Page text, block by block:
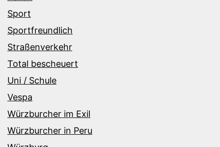
Sport
Sportfreundlich
Straßenverkehr
Total bescheuert
Uni / Schule
Vespa
Würzburcher im Exil
Würzburcher in Peru